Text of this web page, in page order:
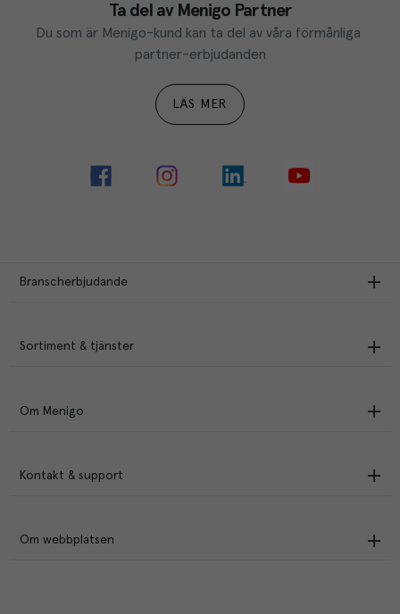
Ta del av Menigo Partner
Du som är Menigo-kund kan ta del av våra förmånliga
partner-erbjudanden
LÄS MER
Branscherbjudande
Sortiment & tjänster
Om Menigo
Kontakt & support
Om webbplatsen